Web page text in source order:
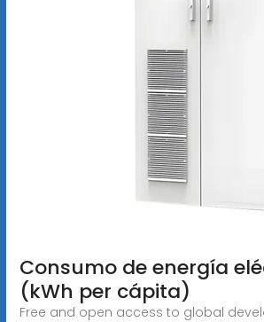
Consumo de energía
(kWh per cápita)
Free and open access to global